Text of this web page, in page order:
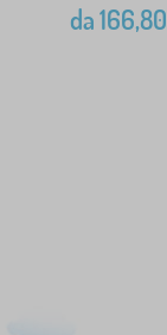
da166,80